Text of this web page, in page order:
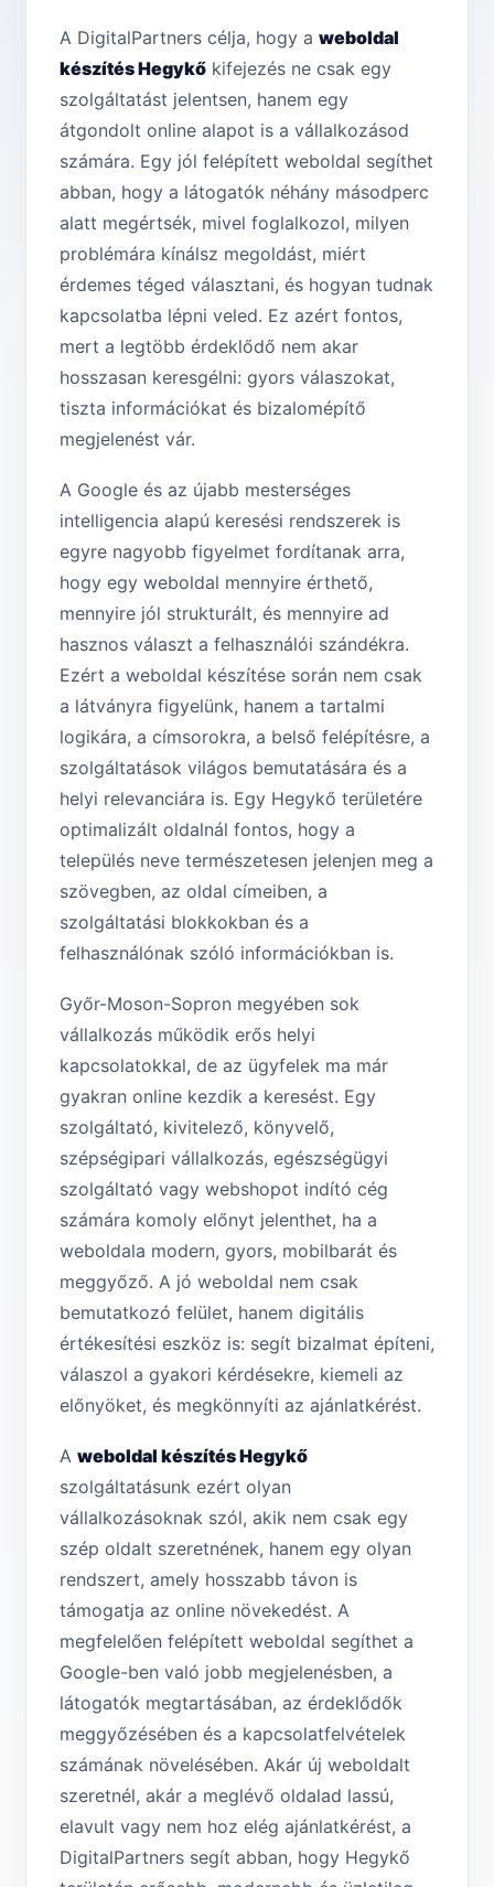
A DigitalPartners célja, hogy a weboldal
készítés Hegykő kifejezés ne csak egy
szolgáltatást jelentsen, hanem egy
átgondolt online alapot is a vállalkozásod
számára. Egy jól felépített weboldal segíthet
abban, hogy a látogatók néhány másodperc
alatt megértsék, mivel foglalkozol, milyen
problémára kínálsz megoldást, miért
érdemes téged választani, és hogyan tudnak
kapcsolatba lépni veled. Ez azért fontos,
mert a legtöbb érdeklődő nem akar
hosszasan keresgélni: gyors válaszokat,
tiszta információkat és bizalomépítő
megjelenést vár.
A Google és az újabb mesterséges
intelligencia alapú keresési rendszerek is
egyre nagyobb figyelmet fordítanak arra,
hogy egy weboldal mennyire érthető,
mennyire jól strukturált, és mennyire ad
hasznos választ a felhasználói szándékra.
Ezért a weboldal készítése során nem csak
a látványra figyelünk, hanem a tartalmi
logikára, a címsorokra, a belső felépítésre, a
szolgáltatások világos bemutatására és a
helyi relevanciára is. Egy Hegykő területére
optimalizált oldalnál fontos, hogy a
település neve természetesen jelenjen meg a
szövegben, az oldal címeiben, a
szolgáltatási blokkokban és a
felhasználónak szóló információkban is.
Győr-Moson-Sopron megyében sok
vállalkozás működik erős helyi
kapcsolatokkal, de az ügyfelek ma már
gyakran online kezdik a keresést. Egy
szolgáltató, kivitelező, könyvelő,
szépségipari vállalkozás, egészségügyi
szolgáltató vagy webshopot indító cég
számára komoly előnyt jelenthet, ha a
weboldala modern, gyors, mobilbarát és
meggyőző. A jó weboldal nem csak
bemutatkozó felület, hanem digitális
értékesítési eszköz is: segít bizalmat építeni,
válaszol a gyakori kérdésekre, kiemeli az
előnyöket, és megkönnyíti az ajánlatkérést.
A weboldal készítés Hegykő
szolgáltatásunk ezért olyan
vállalkozásoknak szól, akik nem csak egy
szép oldalt szeretnének, hanem egy olyan
rendszert, amely hosszabb távon is
támogatja az online növekedést. A
megfelelően felépített weboldal segíthet a
Google-ben való jobb megjelenésben, a
látogatók megtartásában, az érdeklődők
meggyőzésében és a kapcsolatfelvételek
számának növelésében. Akár új weboldalt
szeretnél, akár a meglévő oldalad lassú,
elavult vagy nem hoz elég ajánlatkérést, a
DigitalPartners segít abban, hogy Hegykő